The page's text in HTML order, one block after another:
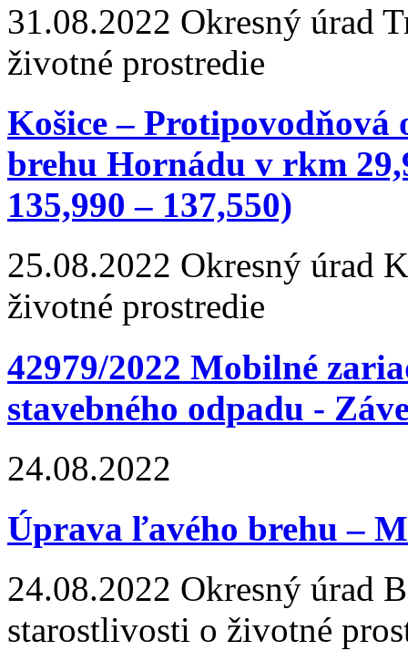
31.08.2022 Okresný úrad
životné prostredie
Košice – Protipovodňová
brehu Hornádu v rkm
135,990 – 137,550)
25.08.2022 Okresný úrad
životné prostredie
42979/2022 Mobilné
stavebného odpadu -
24.08.2022
Úprava ľavého brehu –
24.08.2022 Okresný úrad
starostlivosti o životné